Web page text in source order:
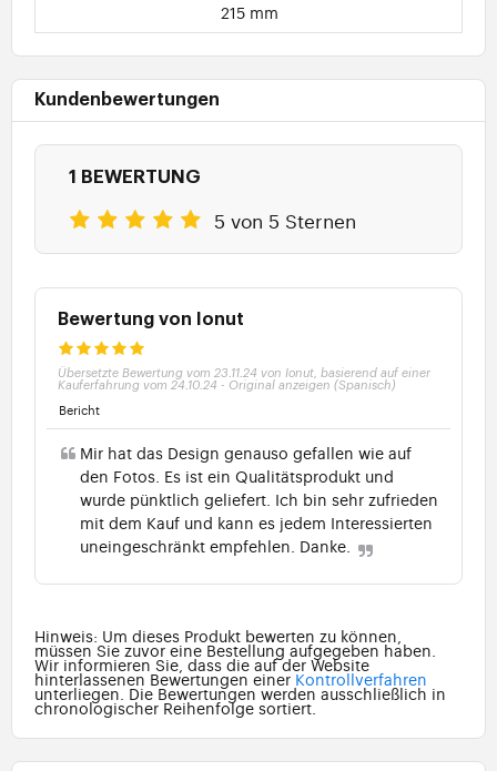
215 mm
Kundenbewertungen
1 BEWERTUNG
5 von 5 Sternen
Bewertung von Ionut
Übersetzte Bewertung vom 23.11.24 von Ionut, basierend auf einer
Kauferfahrung vom 24.10.24 - Original anzeigen (Spanisch)
Bericht
Mir hat das Design genauso gefallen wie auf
den Fotos. Es ist ein Qualitätsprodukt und
wurde pünktlich geliefert. Ich bin sehr zufrieden
mit dem Kauf und kann es jedem Interessierten
uneingeschränkt empfehlen. Danke.
Hinweis: Um dieses Produkt bewerten zu können,
müssen Sie zuvor eine Bestellung aufgegeben haben.
Wir informieren Sie, dass die auf der Website
hinterlassenen Bewertungen einer Kontrollverfahren
unterliegen. Die Bewertungen werden ausschließlich in
chronologischer Reihenfolge sortiert.